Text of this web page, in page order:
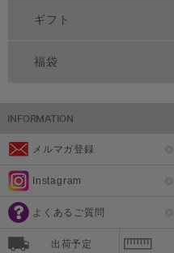
ギフト
福袋
メルマガ登録
Instagram
よくあるご質問
出荷予定